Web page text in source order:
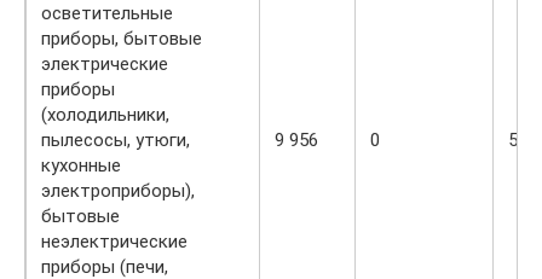
осветительные
приборы, бытовые
электрические
приборы
(холодильники,
пылесосы, утюги,
кухонные
электроприборы),
бытовые
неэлектрические
приборы (печи,
9 956 0 5